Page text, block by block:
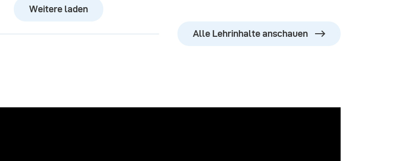
Weitere laden
Alle Lehrinhalte anschauen